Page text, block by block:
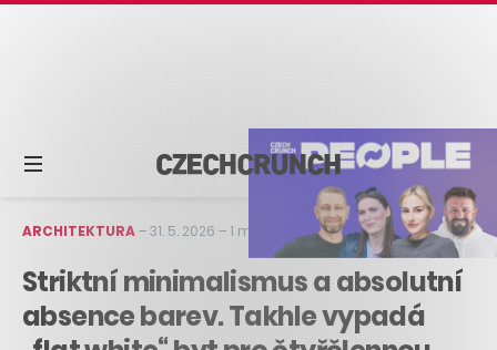
ARCHITEKTURA–31. 5. 2026 –1 min čtení
Striktní minimalismus a absolutní
absence barev. Takhle vypadá